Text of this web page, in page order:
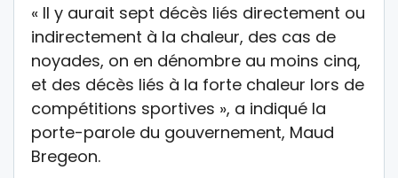
« Il y aurait sept décès liés directement ou
indirectement à la chaleur, des cas de
noyades, on en dénombre au moins cinq,
et des décès liés à la forte chaleur lors de
compétitions sportives », a indiqué la
porte-parole du gouvernement, Maud
Bregeon.